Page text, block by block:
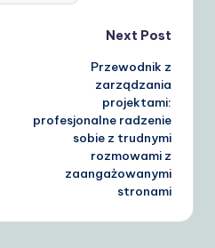
Next Post
Przewodnik z
zarządzania
projektami:
profesjonalne radzenie
sobie z trudnymi
rozmowami z
zaangażowanymi
stronami